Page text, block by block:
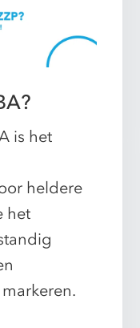
is het
heldere
het